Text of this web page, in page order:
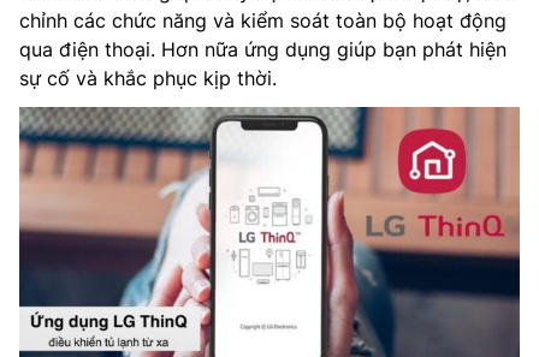
chỉnh các chức năng và kiểm soát toàn bộ hoạt động
qua điện thoại. Hơn nữa ứng dụng giúp bạn phát hiện
sự cố và khắc phục kịp thời.